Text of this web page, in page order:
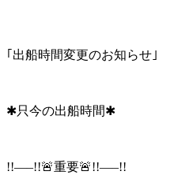
｢出船時間変更のお知らせ｣
✱只今の出船時間✱
!!—–!!🚨重要🚨!!—–!!